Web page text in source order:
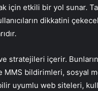
için etkili bir yol sunar.
dikkatini
stratejileri içerir. Bunların
MMS bildirimleri, sosyal
uyumlu web siteleri,